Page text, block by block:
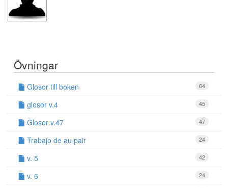
Övningar
64
Glosor till boken
45
glosor v.4
47
Glosor v.47
24
Trabajo de au pair
42
v. 5
24
v. 6